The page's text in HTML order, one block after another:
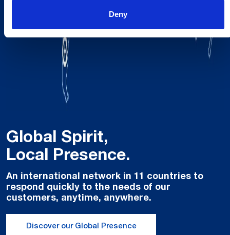
Deny
Global Spirit,
Local Presence.
An international network in 11 countries to
respond quickly to the needs of our
customers, anytime, anywhere.
Discover our Global Presence